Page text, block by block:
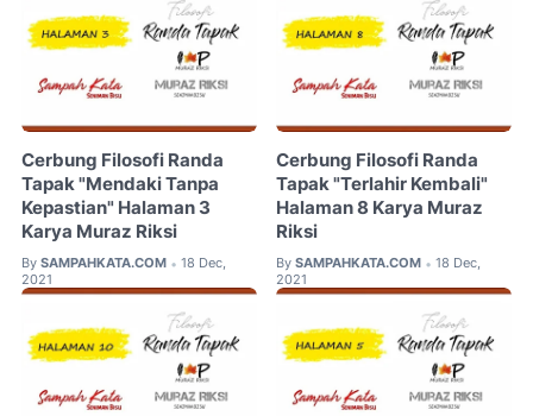
Cerbung Filosofi Randa
Tapak "Mendaki Tanpa
Kepastian" Halaman 3
Karya Muraz Riksi
By SAMPAHKATA.COM • 18 Dec,
2021
Cerbung Filosofi Randa
Tapak "Terlahir Kembali"
Halaman 8 Karya Muraz
Riksi
By SAMPAHKATA.COM • 18 Dec,
2021